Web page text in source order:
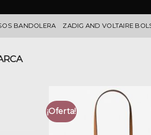
BANDOLERA ZADIG AND VOLTAIRE
¡Oferta!